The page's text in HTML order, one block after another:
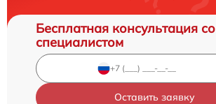
Бесплатная консультация со
специалистом
Оставить заявку